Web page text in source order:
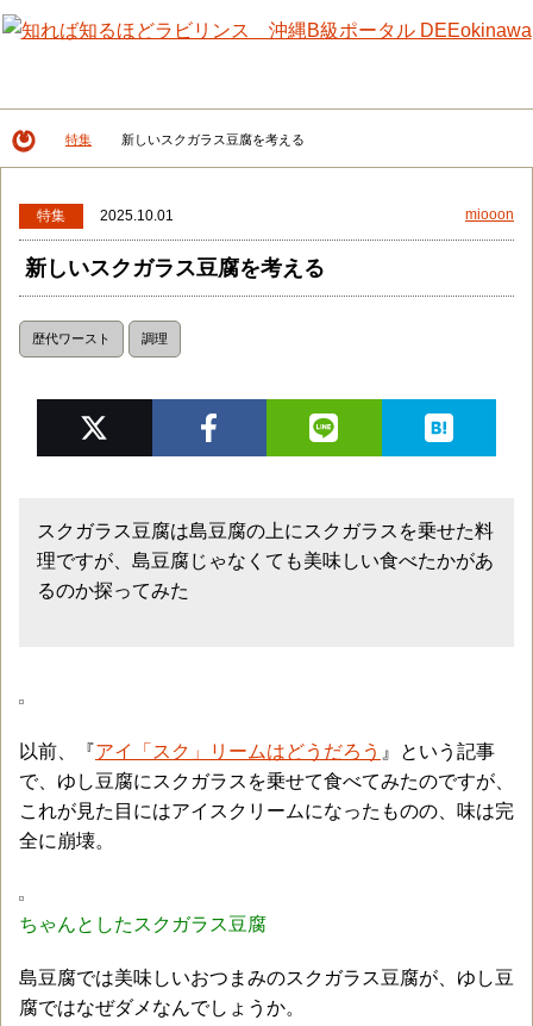
メニュー 検
DEEokinawaトップ
特集 新しいスクガラス豆腐を考える
特集 2025.10.01 miooon
新しいスクガラス豆腐を考える
歴代ワースト 調理
スクガラス豆腐は島豆腐の上にスクガラスを乗せた料
理ですが、島豆腐じゃなくても美味しい食べたかがあ
るのか探ってみた
以前、『アイ「スク」リームはどうだろう 』という記事
で、ゆし豆腐にスクガラスを乗せて食べてみたのですが、
これが見た目にはアイスクリームになったものの、味は完
全に崩壊。
ちゃんとしたスクガラス豆腐
島豆腐では美味しいおつまみのスクガラス豆腐が、ゆし豆
腐ではなぜダメなんでしょうか。